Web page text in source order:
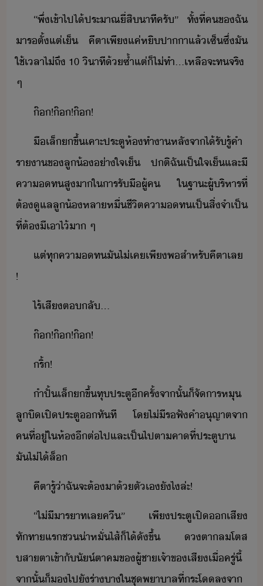
“​พึ่​เข้าไป​ไ้​ประาณ​ี่สิ​าที​ครั​”​ ​ทั้ที่​ค​ข​ฉั​
าร​ตั้แต่​เ็​ ​คีตา​เพีแค่​หิ​ปาา​แล้​เซ็​ซึ่​ั​
ใช้เลา​ไ่​ถึ​ ​10​ ​ิาที​้ซ้ำ​แต่​็​ไ่​ทำ​...​เหลื​จะ​ท​จริ​ ​
ๆ
๊​!​๊​!​๊​!
ื​เล็​ขึ้​เคาะ​ประตู​ห้ทำา​หลัจา​ไ้รั​รู้​คำ​
ราา​ข​ลู้​่าใจ​เ็​ ​ปติ​ฉั​เป็ใจ​เ็​และ​ี​
คาท​สู​า​ใ​าร​รัื​ผู้ค​ ​ใ​ฐาะ​ผู้ริหาร​ที่​
ต้​ูแล​ลู้​หลา​หื่​ชีิต​คาท​เป็​สิ่จำเป็​
ที่​ต้​ี​เาไ้​า​ ​ๆ
แต่​ทุ​คาท​ั​ไ่เค​เพีพ​สำหรั​คีตา​เล​
!
ไร้​เสี​ตลั​...
๊​!​๊​!​๊​!
ริ​้​!
ำปั้​เล็​ขึ้​ทุ​ประตู​ีครั้​จาั้​็​จัาร​หุ​
ลูิ​เปิ​ประตู​ทัที​ ​โ​ไ่ี​รฟั​คำ​ุญาต​จา​
คที​่​ู่​ใ​ห้​ีต่ไป​และ​เป็ไปตา​คา​ที่​ประตู​า​
ั​ไ่ไ้​ล็​
คีตา​รู้​่า​ฉั​จะ​ต้​า​้​ตัเ​ัไ​ล่ะ​!
“​ไ่ี​าราท​เล​คี​”​ ​เพี​ประตู​เปิ​เสี​
ทัทา​แร​ช​่าหั่ไส้​็ไ้​ั​ขึ้​ ​ตา​ล​โตส​
สา​ตาเข​้า​ั​ั์ตา​ค​ข​ผู้ชา​เจ้าข​เสี​เื่ครู่ี้​ ​
จาั้​็​​ไป​ั​ร่า​า​ใ​ชุ​พาาล​ที่​ระโ​ล​จา​